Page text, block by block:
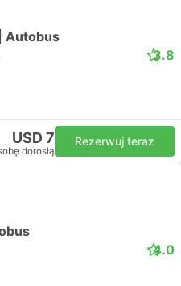
Autobus
3.8
USD 7
dorosłą
Rezerwuj teraz
4.0